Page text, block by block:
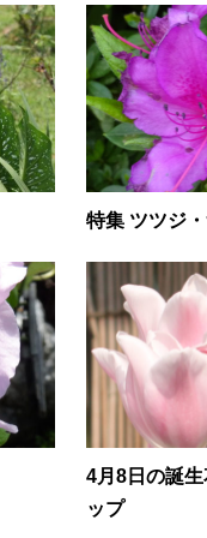
特集 ツツジ
4月8日の誕
ップ